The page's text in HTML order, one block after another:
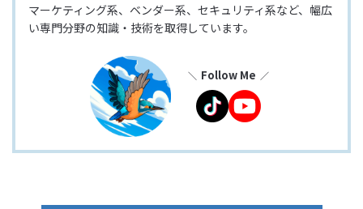
マーケティング系、ベンダー系、セキュリティ系など、幅広
い専門分野の知識・技術を取得しています。
Follow Me